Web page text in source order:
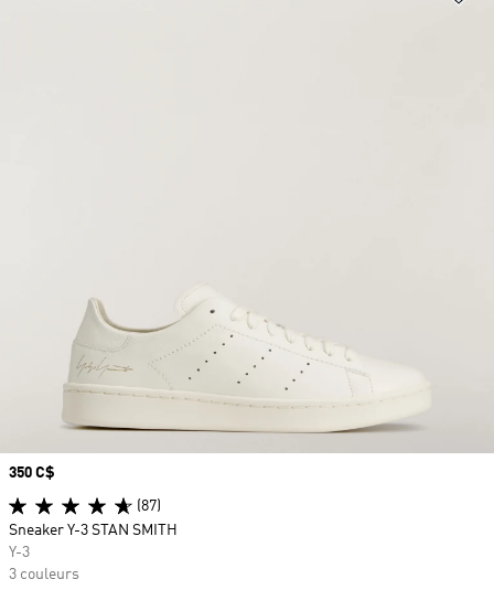
Prix
350 C$
(87)
Sneaker Y-3 STAN SMITH
Y-3
3 couleurs